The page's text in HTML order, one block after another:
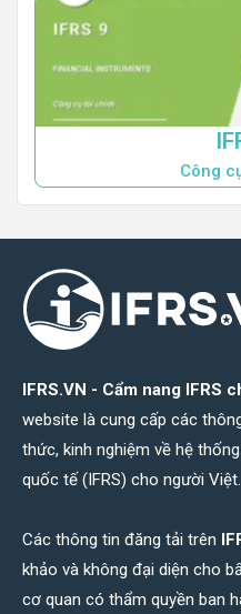
Công
IFRS.VN - Cẩm nang IFRS
website là cung cấp các
thức, kinh nghiệm về hệ
quốc tế (IFRS) cho người Việt.
Các thông tin đăng tải trên
khảo và không đại diện cho
cơ quan có thẩm quyền ban